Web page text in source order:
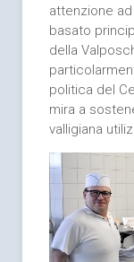
attenzione
basato
della
politica del
mira a
valligiana